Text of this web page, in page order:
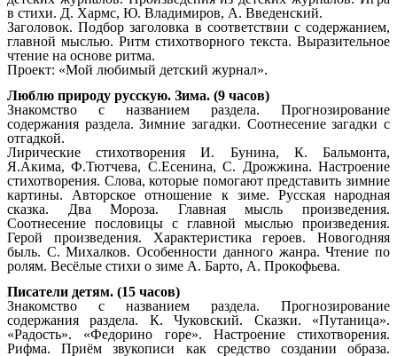
в стихи. Д. Хармс, Ю. Владимиров, А. Введенский.
Заголовок. Подбор заголовка в соответствии с содержанием,
главной мыслью. Ритм стихотворного текста. Выразительное
чтение на основе ритма.
Проект: «Мой любимый детский журнал».
Люблю природу русскую. Зима. (9 часов)
Знакомство с названием раздела. Прогнозирование
содержания раздела. Зимние загадки. Соотнесение загадки с
отгадкой.
Лирические стихотворения И. Бунина, К. Бальмонта,
Я.Акима, Ф.Тютчева, С.Есенина, С. Дрожжина. Настроение
стихотворения. Слова, которые помогают представить зимние
картины. Авторское отношение к зиме. Русская народная
сказка. Два Мороза. Главная мысль произведения.
Соотнесение пословицы с главной мыслью произведения.
Герой произведения. Характеристика героев. Новогодняя
быль. С. Михалков. Особенности данного жанра. Чтение по
ролям. Весёлые стихи о зиме А. Барто, А. Прокофьева.
Писатели детям. (15 часов)
Знакомство с названием раздела. Прогнозирование
содержания раздела. К. Чуковский. Сказки. «Путаница».
«Радость». «Федорино горе». Настроение стихотворения.
Рифма. Приём звукописи как средство создании образа.